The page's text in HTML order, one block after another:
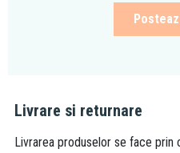
Livrare si returnare
Livrarea produselor se face prin